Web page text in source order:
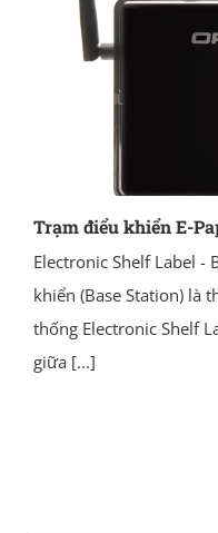
Trạm điểu khiển E-
Electronic Shelf Label -
khiển (Base Station) là
thống Electronic Shelf
giữa [...]